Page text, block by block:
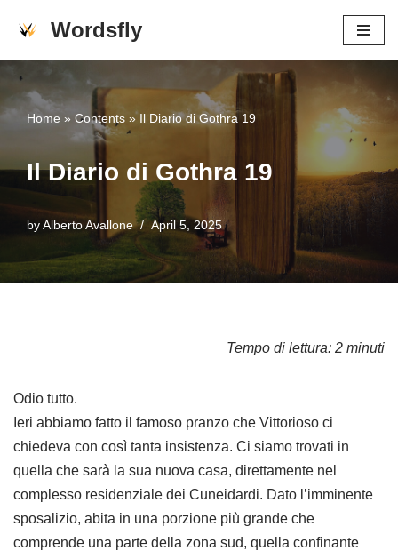
to
content
Wordsfly
Home » Contents »Il Diario di Gothra 19
Il Diario di Gothra 19
byAlberto Avallone April 5, 2025
Tempo di lettura: 2 minuti
Odio tutto.
Ieri abbiamo fatto il famoso pranzo che Vittorioso ci
chiedeva con così tanta insistenza. Ci siamo trovati in
quella che sarà la sua nuova casa, direttamente nel
complesso residenziale dei Cuneidardi. Dato l’imminente
sposalizio, abita in una porzione più grande che
comprende una parte della zona sud, quella confinante